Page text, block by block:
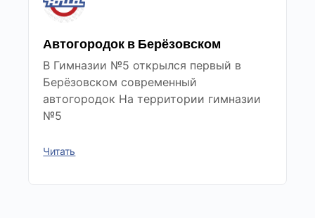
Автогородок в Берёзовском
В Гимназии №5 открылся первый в
Берёзовском современный
автогородок На территории гимназии
№5
Читать